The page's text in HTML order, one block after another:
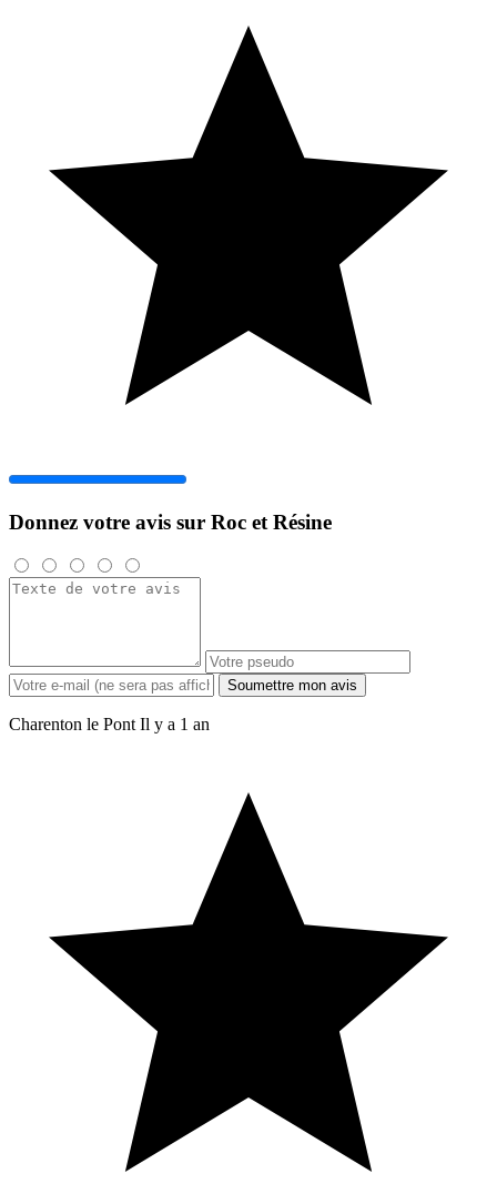
Donnez votre avis sur Roc et Résine
Soumettre mon avis
Charenton le Pont Il y a 1 an